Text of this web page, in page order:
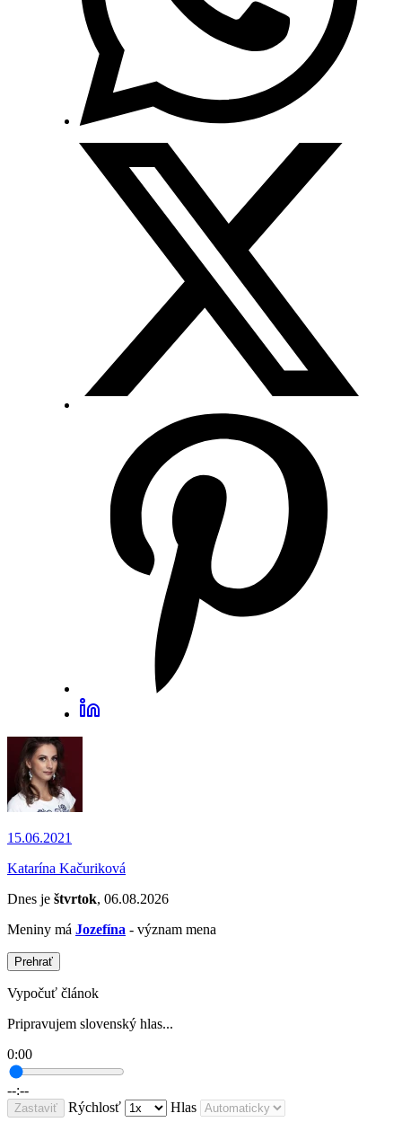
15.06.2021
Katarína Kačuriková
Dnes je štvrtok, 06.08.2026
Meniny má Jozefína - význam mena
Prehrať
Vypočuť článok
Pripravujem slovenský hlas...
0:00
--:--
Zastaviť Rýchlosť Hlas